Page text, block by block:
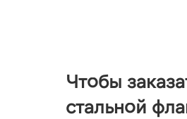
Чтобы
стальной